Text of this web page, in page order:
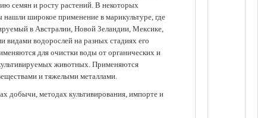
семян и росту растений. В некоторых
широкое применение в марикультуре, где
в Австралии, Новой Зеландии, Мексике,
видами водорослей на разных стадиях его
для очистки воды от органических и
животных. Применяются
и тяжелыми металлами.
добычи, методах культивирования, импорте и